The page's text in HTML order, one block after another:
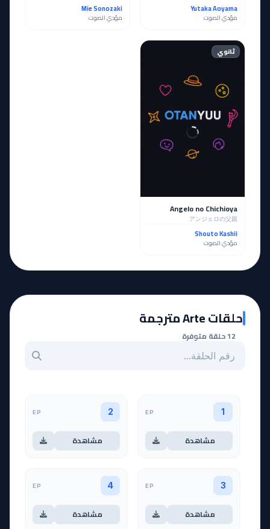
Yutaka Aoyama
مؤدي الصوت
Mie Sonozaki
مؤدي الصوت
ثانوي
Angelo no Chichioya
アンジェロの父親
Shouto Kashii
مؤدي الصوت
حلقات Arte مترجمة
12 حلقة متوفرة
بحث عن حلقة بالرقم
1
EP
مشاهدة
2
EP
مشاهدة
3
EP
مشاهدة
4
EP
مشاهدة